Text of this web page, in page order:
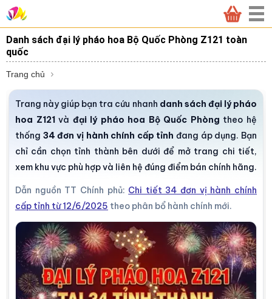
Danh sách đại lý pháo hoa Bộ Quốc Phòng Z121 toàn
quốc
Trang chủ
Trang này giúp bạn tra cứu nhanh danh sách đại lý pháo
hoa Z121và đại lý pháo hoa Bộ Quốc Phòng theo hệ
thống 34 đơn vị hành chính cấp tỉnh đang áp dụng. Bạn
chỉ cần chọn tỉnh thành bên dưới để mở trang chi tiết,
xem khu vực phù hợp và liên hệ đúng điểm bán chính hãng.
Dẫn nguồn TT Chính phủ: Chi tiết 34 đơn vị hành chính
cấp tỉnh từ 12/6/2025 theo phân bổ hành chính mới.